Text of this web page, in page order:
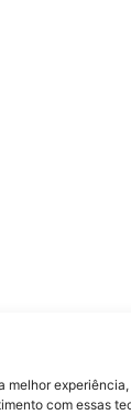
melhor
com essas